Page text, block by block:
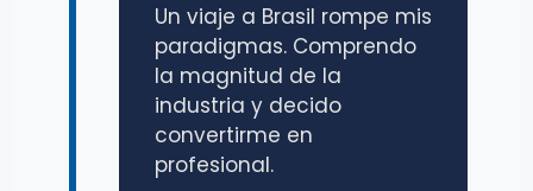
Un viaje a Brasil rompe mis
paradigmas. Comprendo
la magnitud de la
industria y decido
convertirme en
profesional.